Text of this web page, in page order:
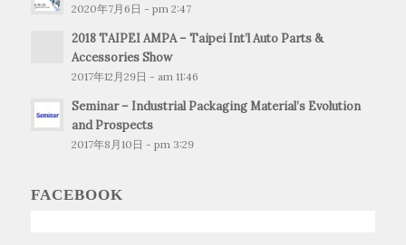
2020年7月6日 - pm 2:47
2018 TAIPEI AMPA – Taipei Int’l Auto Parts &
Accessories Show
2017年12月29日 - am 11:46
Seminar – Industrial Packaging Material’s Evolution
and Prospects
2017年8月10日 - pm 3:29
FACEBOOK